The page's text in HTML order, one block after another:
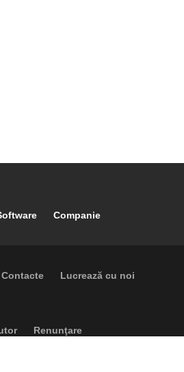
Companie
Contacte Lucrează cu noi
Renunţare